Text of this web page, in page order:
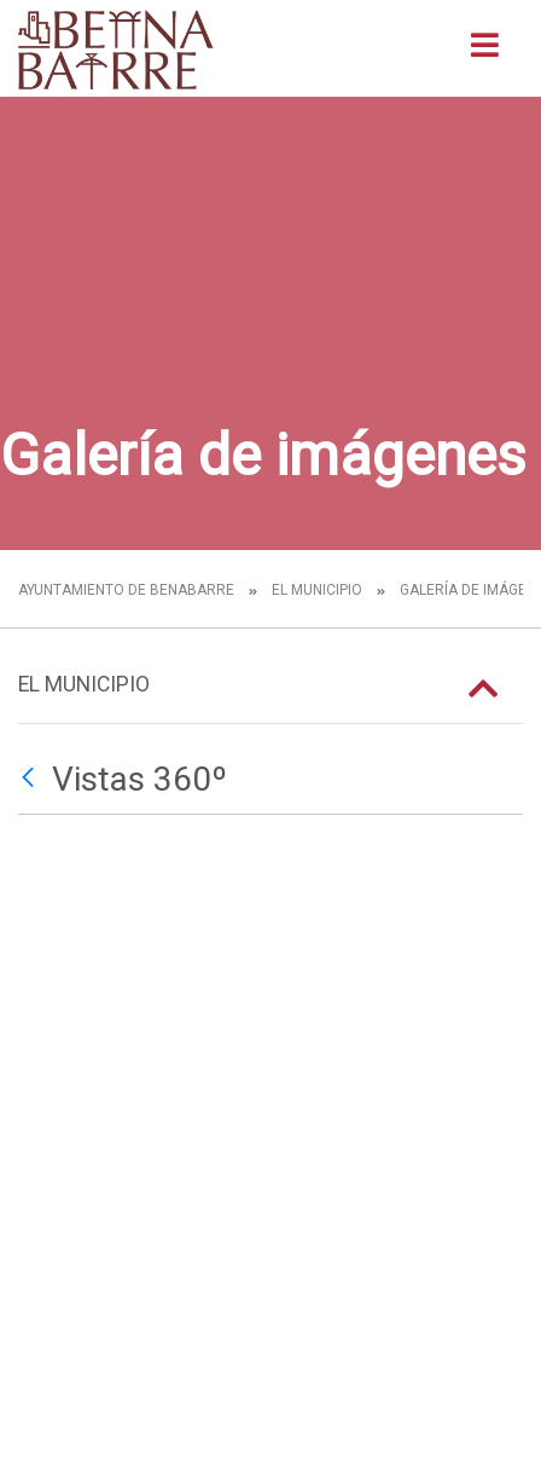
Galería de imágenes
AYUNTAMIENTO DE BENABARRE EL MUNICIPIO GALERÍA DE
EL MUNICIPIO
Vistas 360º